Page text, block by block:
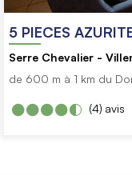
5 PIECES
Serre Chevalier -
de 600 m à 1 km du
avis
(4)